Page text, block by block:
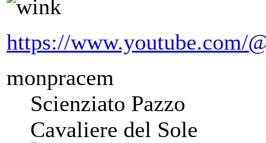
https://www.youtube.com/
monpracem
Scienziato Pazzo
Cavaliere del Sole